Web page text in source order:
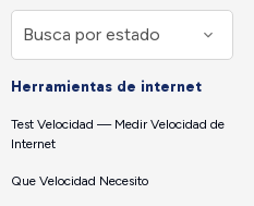
Herramientas de internet
Test Velocidad — Medir Velocidad de
Internet
Que Velocidad Necesito